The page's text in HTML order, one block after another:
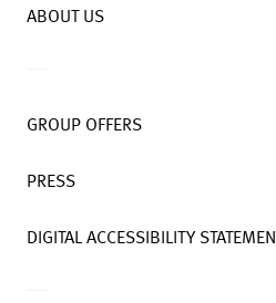
ABOUT US
GROUP OFFERS
PRESS
DIGITAL ACCESSIBILITY STATEMENT